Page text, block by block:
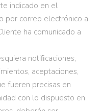
indicado en el
por correo electrónico a
ha comunicado a
notiﬁcaciones,
aceptaciones,
fueren precisas en
con lo dispuesto en